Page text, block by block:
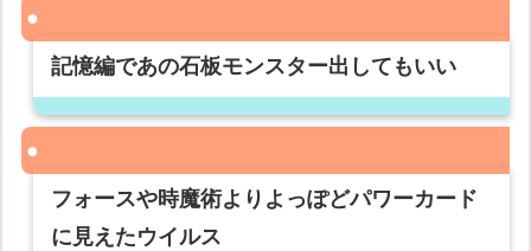
記憶編であの石板モンスター出してもいい
フォースや時魔術よりよっぽどパワーカード
に見えたウイルス